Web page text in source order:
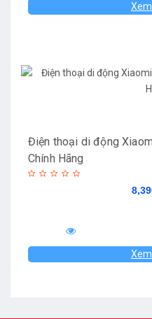
Điện thoại di động
Chính Hãng